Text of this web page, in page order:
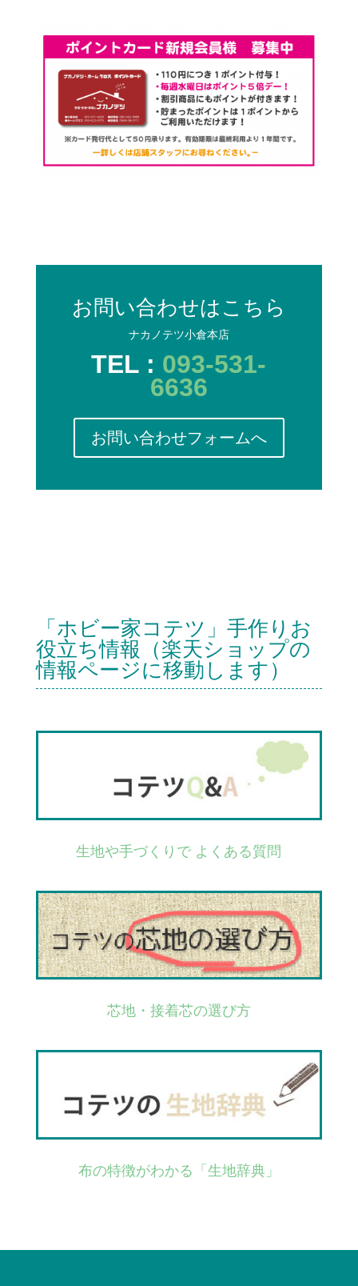
お問い合わせはこちら
ナカノテツ小倉本店
TEL : 093-531-
6636
お問い合わせフォームへ
「ホビー家コテツ」手作りお
役立ち情報（楽天ショップの
情報ページに移動します）
生地や手づくりで よくある質問
芯地・接着芯の選び方
布の特徴がわかる「生地辞典」